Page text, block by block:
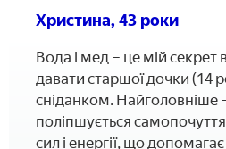
Христина, 43 роки
Вода і мед – це мій секрет
давати старшої дочки (14
сніданком. Найголовніше
поліпшується
сил і енергії, що